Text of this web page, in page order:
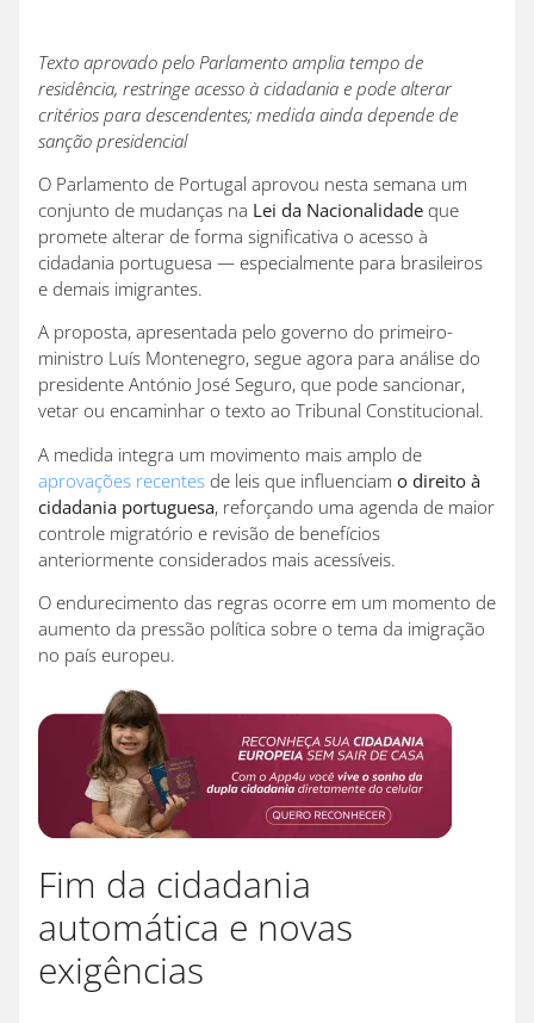
Texto aprovado pelo Parlamento amplia tempo de
residência, restringe acesso à cidadania e pode alterar
critérios para descendentes; medida ainda depende de
sanção presidencial
O Parlamento de Portugal aprovou nesta semana um
conjunto de mudanças na Lei da Nacionalidade que
promete alterar de forma significativa o acesso à
cidadania portuguesa — especialmente para brasileiros
e demais imigrantes.
A proposta, apresentada pelo governo do primeiro-
ministro Luís Montenegro, segue agora para análise do
presidente António José Seguro, que pode sancionar,
vetar ou encaminhar o texto ao Tribunal Constitucional.
A medida integra um movimento mais amplo de
aprovações recentes de leis que influenciam o direito à
cidadania portuguesa, reforçando uma agenda de maior
controle migratório e revisão de benefícios
anteriormente considerados mais acessíveis.
O endurecimento das regras ocorre em um momento de
aumento da pressão política sobre o tema da imigração
no país europeu.
Fim da cidadania
automática e novas
exigências